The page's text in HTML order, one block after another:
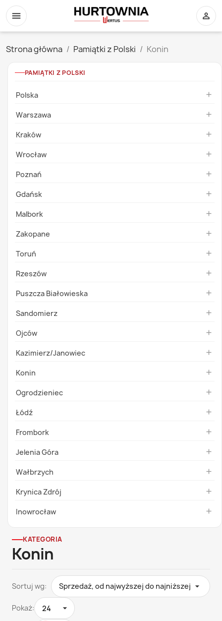
menu person_outline
Strona główna Pamiątki z Polski Konin
PAMIĄTKI Z POLSKI
Polska 
Warszawa 
Kraków 
Wrocław 
Poznań 
Gdańsk 
Malbork 
Zakopane 
Toruń 
Rzeszów 
Puszcza Białowieska 
Sandomierz 
Ojców 
Kazimierz/Janowiec 
Konin 
Ogrodzieniec 
Łódź 
Frombork 
Jelenia Góra 
Wałbrzych 
Krynica Zdrój 
Inowrocław 
KATEGORIA
Konin
Sortuj wg: Sprzedaż, od najwyższej do najniższej 
Pokaż: 